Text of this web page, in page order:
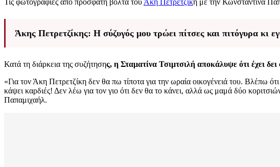
Τις φωτογραφίες από πρόσφατη βόλτα του Άκη Πετρετζίκη με την Κωνσταντίνα
Άκης Πετρετζίκης: Η σύζυγός μου τρώει πίτσες και πιτόγυρα κι
Κατά τη διάρκεια της συζήτησης, η Σταματίνα Τσιμτσιλή αποκάλυψε ότι έχει
«Για τον Άκη Πετρετζίκη δεν θα πω τίποτα για την ωραία οικογένειά του. Βλέπω
κάψει καρδιές! Δεν λέω για τον γιο ότι δεν θα το κάνει, αλλά ως μαμά δύο
Παπαμιχαήλ.